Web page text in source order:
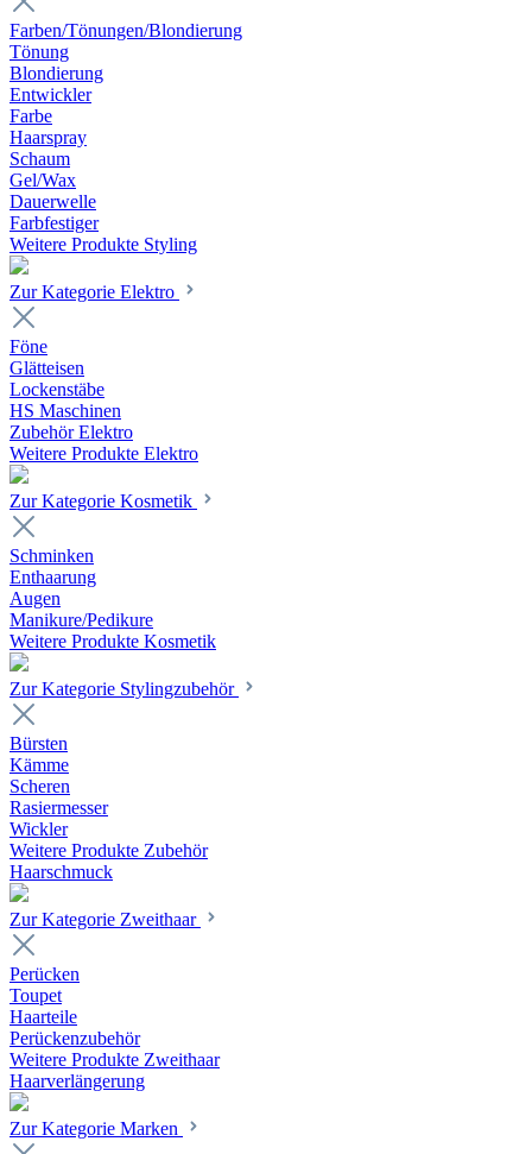
Farben/Tönungen/Blondierung
Tönung
Blondierung
Entwickler
Farbe
Haarspray
Schaum
Gel/Wax
Dauerwelle
Farbfestiger
Weitere Produkte Styling
Zur Kategorie Elektro
Föne
Glätteisen
Lockenstäbe
HS Maschinen
Zubehör Elektro
Weitere Produkte Elektro
Zur Kategorie Kosmetik
Schminken
Enthaarung
Augen
Manikure/Pedikure
Weitere Produkte Kosmetik
Zur Kategorie Stylingzubehör
Bürsten
Kämme
Scheren
Rasiermesser
Wickler
Weitere Produkte Zubehör
Haarschmuck
Zur Kategorie Zweithaar
Perücken
Toupet
Haarteile
Perückenzubehör
Weitere Produkte Zweithaar
Haarverlängerung
Zur Kategorie Marken